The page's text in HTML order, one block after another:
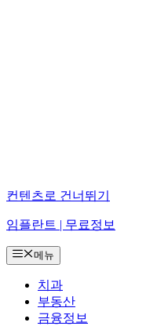
컨텐츠로 건너뛰기
임플란트 | 무료정보
메뉴
치과
부동산
금융정보